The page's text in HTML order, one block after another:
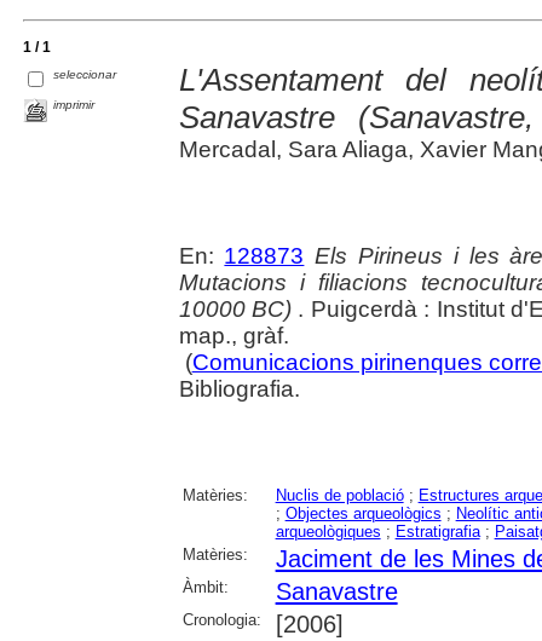
1 / 1
seleccionar
imprimir
L'Assentament del
Sanavastre
Mercadal, Sara Aliaga, Xavier
En: 128873 Els Pirineus i les
Mutacions i filiacions
10000 BC) . Puigcerdà : Institut
map., gràf.
(Comunicacions pirinenques
Bibliografia.
Matèries: Nuclis de població; Estructures
; Objectes arqueològics ; Neolític
arqueològiques ; Estratigrafia;
Matèries:
Jaciment de les Mines
Àmbit: Sanavastre
Cronologia: [2006]